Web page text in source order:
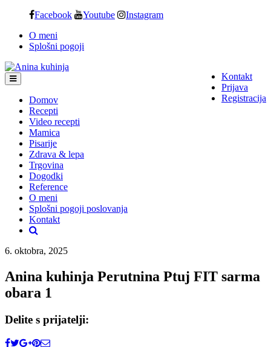
content
Facebook Youtube Instagram
O meni
Splošni pogoji
Kontakt
Prijava
Registracija
Domov
Recepti
Video recepti
Mamica
Pisarije
Zdrava & lepa
Trgovina
Dogodki
Reference
O meni
Splošni pogoji poslovanja
Kontakt
6. oktobra, 2025
Anina kuhinja Perutnina Ptuj FIT sarma
obara 1
Delite s prijatelji: